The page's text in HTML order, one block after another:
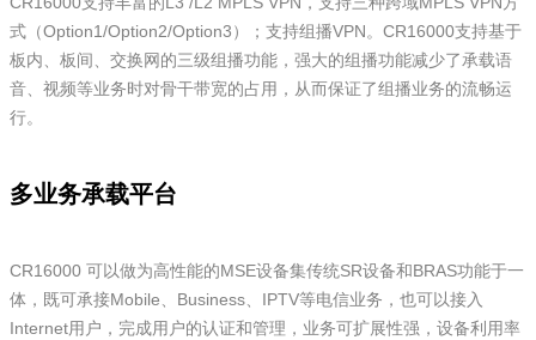
式（Option1/Option2/Option3）；支持组播VPN。CR16000支持基于
板内、板间、交换网的三级组播功能，强大的组播功能减少了承载语
音、视频等业务时对骨干带宽的占用，从而保证了组播业务的流畅运
行。
多业务承载平台
CR16000 可以做为高性能的MSE设备集传统SR设备和BRAS功能于一
体，既可承接Mobile、Business、IPTV等电信业务，也可以接入
Internet用户，完成用户的认证和管理，业务可扩展性强，设备利用率